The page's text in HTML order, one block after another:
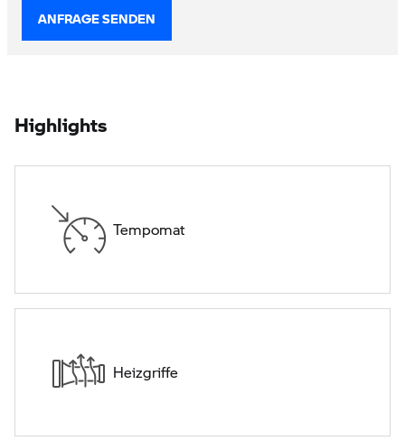
ANFRAGE SENDEN
Highlights
Tempomat
Heizgriffe